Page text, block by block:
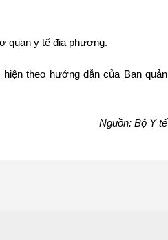
quan y tế địa phương.
theo hướng dẫn của Ban quản
Nguồn: Bộ Y tế